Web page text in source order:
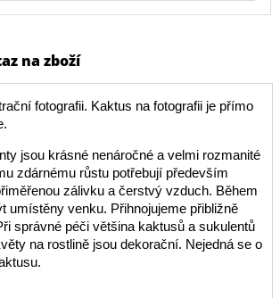
na zboží
fotografii. Kaktus na fotografii je přímo
jsou krásné nenáročné a velmi rozmanité
zdárnému růstu potřebují především
zálivku a čerstvý vzduch. Během
umístěny venku. Přihnojujeme přibližně
správné péči většina kaktusů a sukulentů
na rostlině jsou dekorační. Nejedná se o